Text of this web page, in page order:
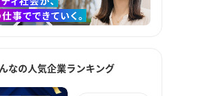
なの人気企業ランキング